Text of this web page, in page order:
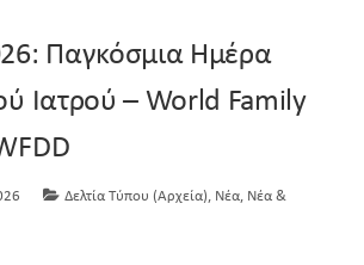
Παγκόσμια Ημέρα
Iατρού – World Family
Δελτία Τύπου (Αρχεία), Νέα, Νέα &